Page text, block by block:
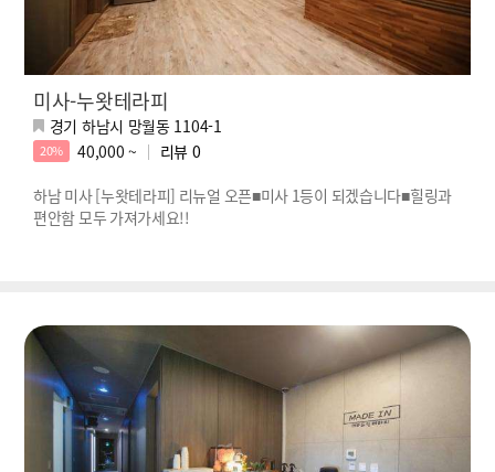
미사-누왓테라피
경기 하남시 망월동 1104-1
20% 40,000 ~ 리뷰 0
하남 미사 [누왓테라피] 리뉴얼 오픈■미사 1등이 되겠습니다■힐링과
편안함 모두 가져가세요!!